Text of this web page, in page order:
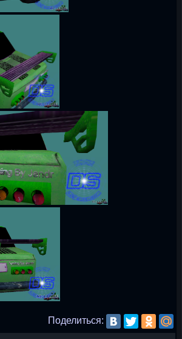
Поделиться: